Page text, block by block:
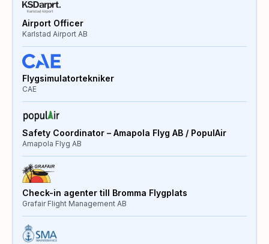
Airport Officer
Karlstad Airport AB
Flygsimulatortekniker
CAE
Safety Coordinator – Amapola Flyg AB / PopulAir
Amapola Flyg AB
Check-in agenter till Bromma Flygplats
Grafair Flight Management AB